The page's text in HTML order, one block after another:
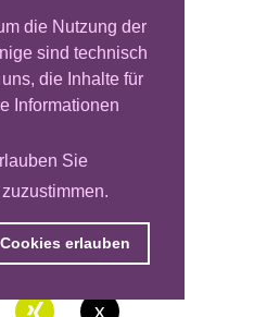
die Nutzung der
sind technisch
die Inhalte für
Informationen
Sie
Cookies erlauben
nicht zu
synchronisiert das
die beobachtet
stehen,
Marktplatz.
ist in allen Netzen
ein Java-fähiges
x